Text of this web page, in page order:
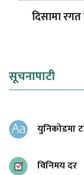
दिसामा
सूचनापाटी
युनिकोडमा
विनिमय दर